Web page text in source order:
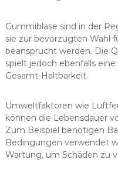
Gummiblase sind in der
sie zur bevorzugten Wahl
beansprucht werden. Die
spielt jedoch ebenfalls
Gesamt-Haltbarkeit.
Umweltfaktoren wie
können die Lebensdauer
Zum Beispiel benötigen
Bedingungen verwendet
Wartung, um Schäden zu